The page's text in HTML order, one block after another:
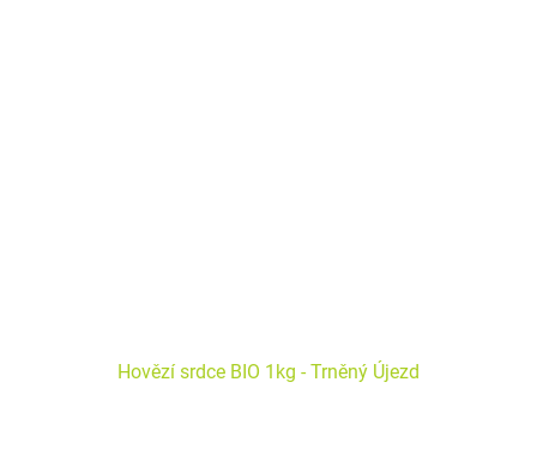
Hovězí srdce BIO 1kg - Trněný Újezd